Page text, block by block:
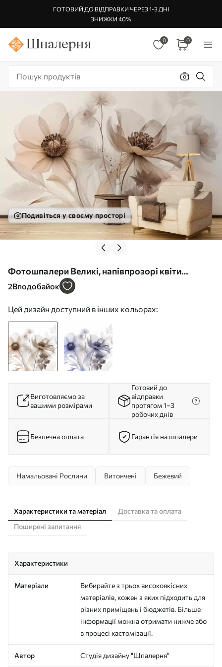
ГОТОВИЙ ДО ВІДПРАВКИ ЧЕРЕЗ 1-3 ДНІ
ЗНИЖКИ 40%
0 0
Подивіться у своєму просторі
Фотошпалери Великі, напівпрозорі квіти
сепійного відтінку з ніжними пелюстками,
w09900
2Вподобайок
Цей дизайн доступний в інших кольорах:
Виготовляємо за
вашими розмірами
Готовий до
відправки
протягом 1–3
робочих днів
Безпечна оплата Гарантія на шпалери
Намальовані Рослини Витончені Бежевий
Характеристики та матеріал
Доставка та оплата
Поширені запитання
Характеристики
Матеріали
Вибирайте з трьох високоякісних
матеріалів, кожен з яких підходить для
різних приміщень і бюджетів. Більше
інформації можна отримати нижче або
в процесі кастомізації.
Автор Студія дизайну "Шпалерня"